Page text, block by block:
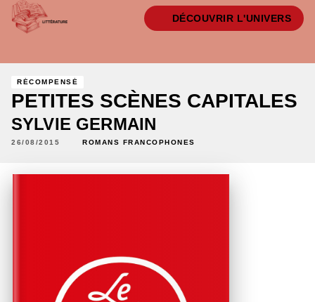
DÉCOUVRIR L'UNIVERS
RÉCOMPENSÉ
PETITES SCÈNES CAPITALES
SYLVIE GERMAIN
26/08/2015 ROMANS FRANCOPHONES